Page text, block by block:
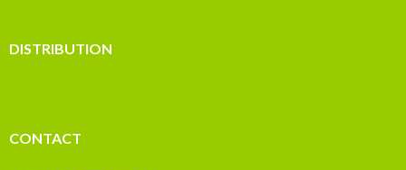
DISTRIBUTION
CONTACT